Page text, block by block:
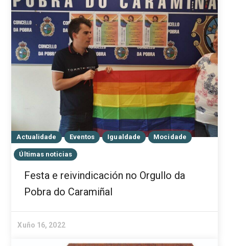
Actualidade Eventos Igualdade Mocidade
Últimas noticias
Festa e reivindicación no Orgullo da
Pobra do Caramiñal
Xuño 16, 2022